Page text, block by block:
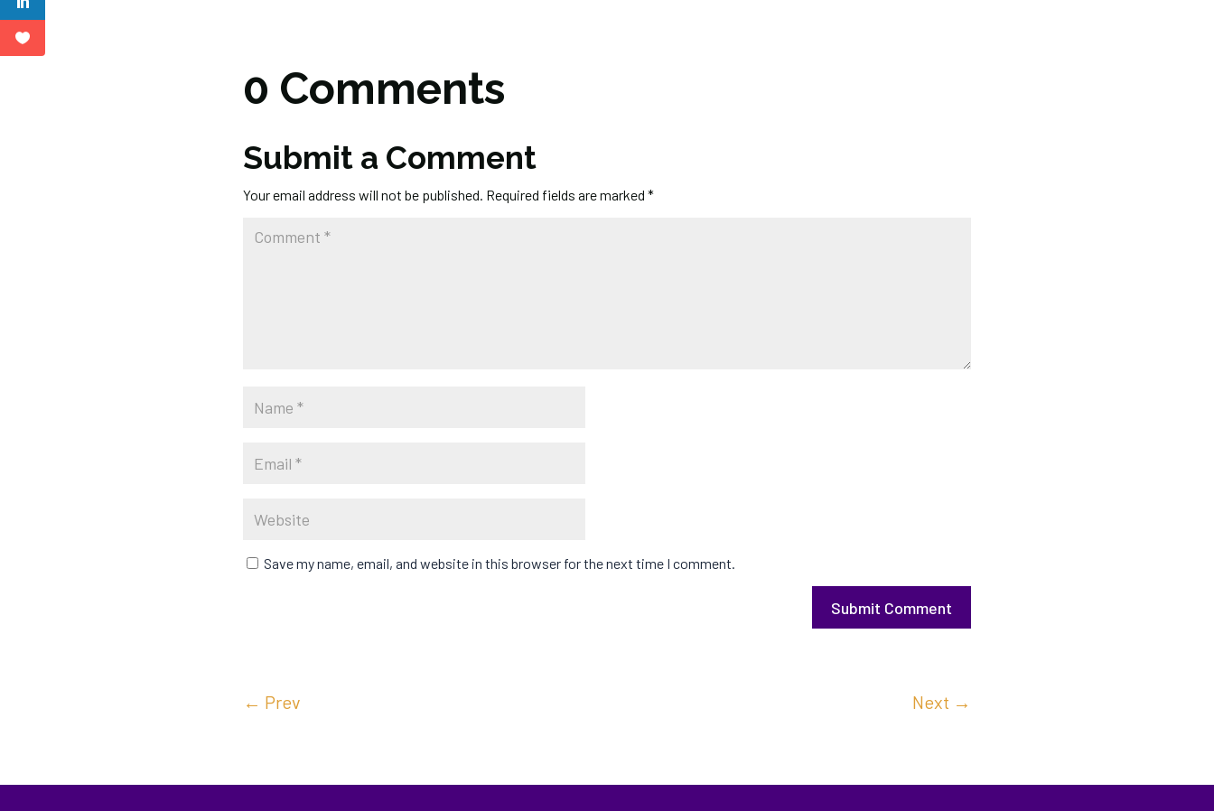
0 Comments
Submit a Comment
Your email address will not be published. Required fields are marked *
Save my name, email, and website in this browser for the next time I comment.
Submit Comment
← Prev Next →